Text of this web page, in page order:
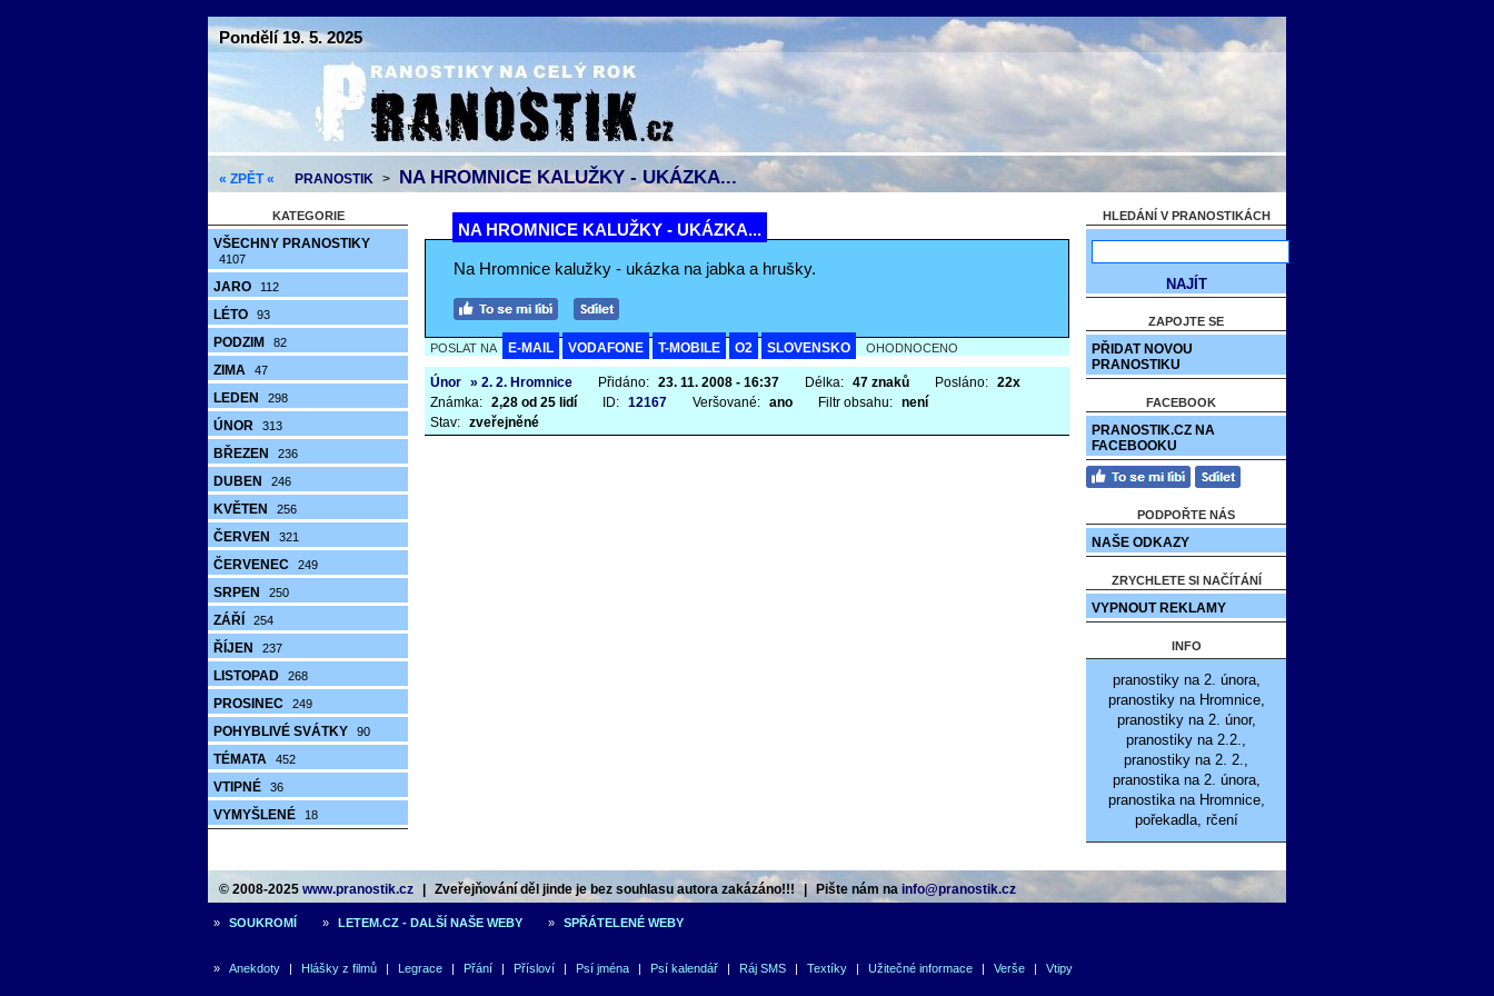
Pondělí 19. 5. 2025
« ZPĚT « PRANOSTIK > NA HROMNICE KALUŽKY - UKÁZKA...
KATEGORIE
VŠECHNY PRANOSTIKY
4107
JARO 112
LÉTO 93
PODZIM 82
ZIMA 47
LEDEN 298
ÚNOR 313
BŘEZEN 236
DUBEN 246
KVĚTEN 256
ČERVEN 321
ČERVENEC 249
SRPEN 250
ZÁŘÍ 254
ŘÍJEN 237
LISTOPAD 268
PROSINEC 249
POHYBLIVÉ SVÁTKY 90
TÉMATA 452
VTIPNÉ 36
VYMYŠLENÉ 18
NA HROMNICE KALUŽKY - UKÁZKA...
Na Hromnice kalužky - ukázka na jabka a hrušky.
POSLAT NA E-MAIL VODAFONE T-MOBILE O2 SLOVENSKO OHODNOCENO
Únor » 2. 2. Hromnice Přidáno: 23. 11. 2008 - 16:37 Délka: 47 znaků Posláno: 22x
Známka: 2,28 od 25 lidí ID: 12167 Veršované: ano Filtr obsahu: není
Stav: zveřejněné
HLEDÁNÍ V PRANOSTIKÁCH
ZAPOJTE SE
PŘIDAT NOVOU
PRANOSTIKU
FACEBOOK
PRANOSTIK.CZ NA
FACEBOOKU
PODPOŘTE NÁS
NAŠE ODKAZY
ZRYCHLETE SI NAČÍTÁNÍ
VYPNOUT REKLAMY
INFO
pranostiky na 2. února,
pranostiky na Hromnice,
pranostiky na 2. únor,
pranostiky na 2.2.,
pranostiky na 2. 2.,
pranostika na 2. února,
pranostika na Hromnice,
pořekadla, rčení
© 2008-2025 www.pranostik.cz Zveřejňování děl jinde je bez souhlasu autora zakázáno!!! | Pište nám na info@pranostik.cz
» SOUKROMÍ » LETEM.CZ - DALŠÍ NAŠE WEBY » SPŘÁTELENÉ WEBY
» Anekdoty | Hlášky z filmů | Legrace | Přání | Přísloví | Psí jména | Psí kalendář | Ráj SMS | Textíky | Užitečné informace | Verše | Vtipy